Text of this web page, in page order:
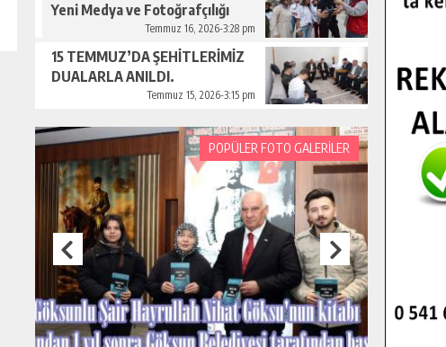
Yeni Medya ve Fotoğrafçılığı
Temmuz 16, 2026-3:28 pm
15 TEMMUZ’DA ŞEHİTLERİMİZ
DUALARLA ANILDI.
Temmuz 15, 2026-3:15 pm
POPÜLER FOTO GALERİLER